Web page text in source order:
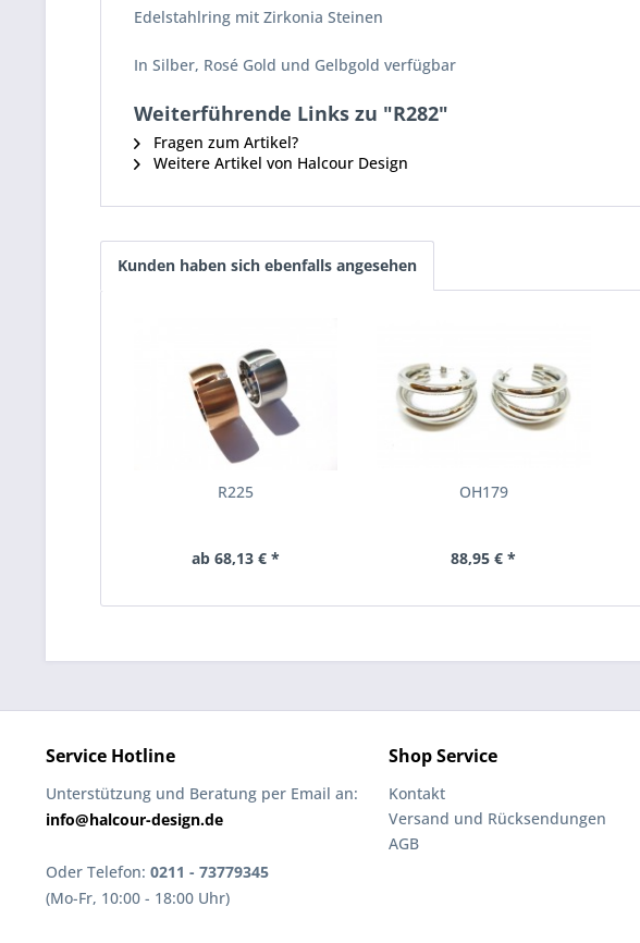
Edelstahlring mit Zirkonia Steinen
In Silber, Rosé Gold und Gelbgold verfügbar
Weiterführende Links zu "R282"
Fragen zum Artikel?
Weitere Artikel von Halcour Design
Kunden haben sich ebenfalls angesehen
R225
ab 68,13 € *
OH179
88,95 € *
Service Hotline
Unterstützung und Beratung per Email an:
info@halcour-design.de
Oder Telefon: 0211 - 73779345
(Mo-Fr, 10:00 - 18:00 Uhr)
Shop Service
Kontakt
Versand und Rücksendungen
AGB